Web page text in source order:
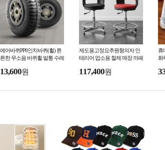
에어바퀴PP8인치바퀴(휠) 튼
튼한 무소음 바퀴휠 발통 수레
13,600원
제도용고정요추원형의자 인
테리어 업소용 철제 매장 까페
117,400원
휴
화